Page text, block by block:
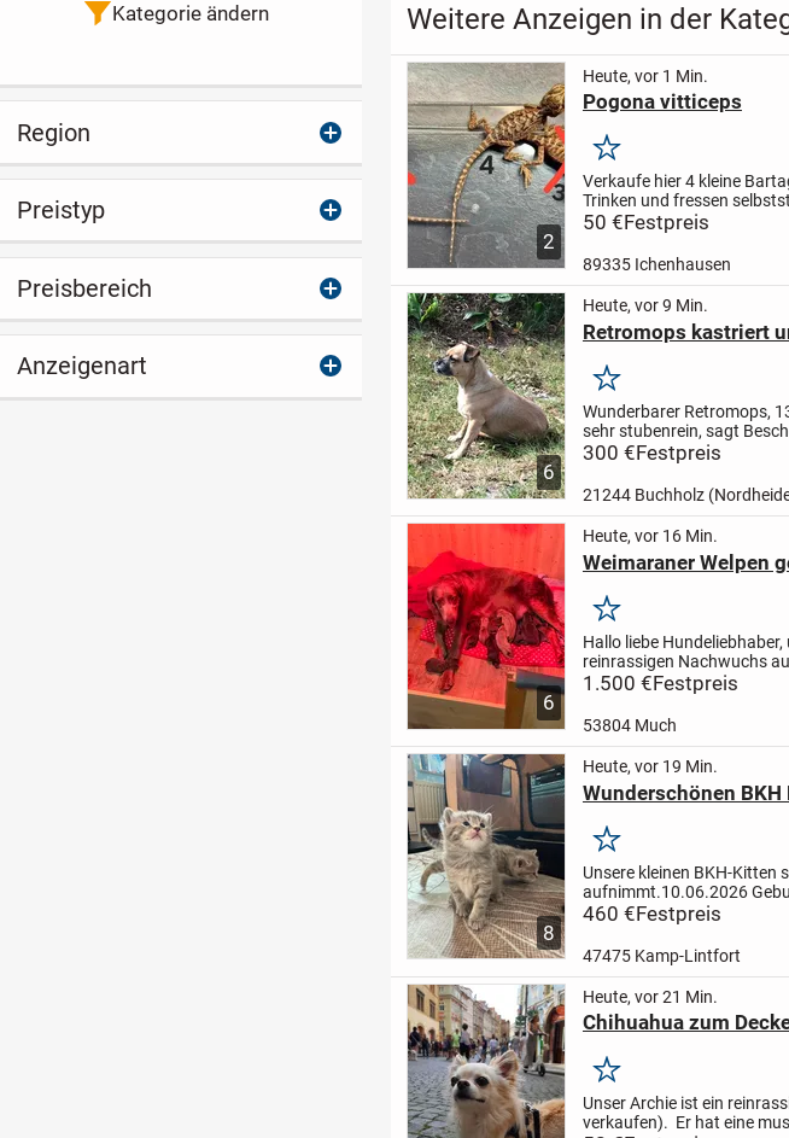
Weitere Anzeigen in der
2
Heute, vor 1 Min.
Pogona vitticeps
Merken
Verkaufe hier 4 kleine
Trinken und fressen
reichlich mit Vitaminen und
50 €Festpreis
89335 Ichenhausen
6
Heute, vor 9 Min.
Retromops kastriert
Merken
Wunderbarer Retromops,
sehr stubenrein, sagt
fürältere Personen geeignet.
300 €Festpreis
21244 Buchholz
6
Heute, vor 16 Min.
Weimaraner Welpen
Merken
Hallo liebe
reinrassigen Nachwuchs
nach dem Papa und Silber
1.500 €Festpreis
53804 Much
8
Heute, vor 19 Min.
Wunderschönen BKH
Merken
Unsere kleinen BKH-Kitten
aufnimmt.10.06.2026
Stammbaum)sind
460 €Festpreis
47475 Kamp-Lintfort
Heute, vor 21 Min.
Chihuahua zum
Merken
Unser Archie ist ein
verkaufen). Er hat eine
Kategorie ändern
Region
Preistyp
Preisbereich
Anzeigenart